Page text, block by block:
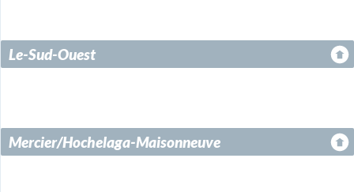
Le-Sud-Ouest
Mercier/Hochelaga-Maisonneuve